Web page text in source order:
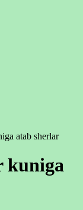
atab sherlar
kuniga